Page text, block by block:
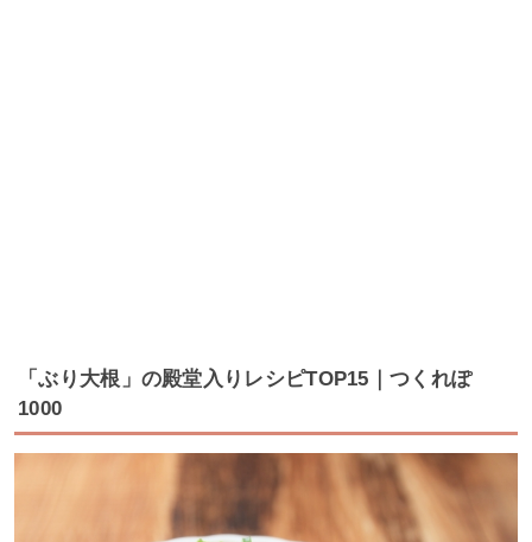
「ぶり大根」の殿堂入りレシピTOP15｜つくれぽ
1000